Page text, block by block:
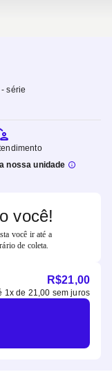
série
nossa unidade
você!
você ir até a
de coleta.
R$21,00
1x de 21,00 sem juros